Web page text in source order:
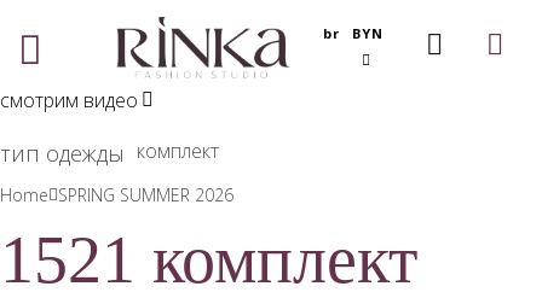
br BYN
смотрим видео
тип одежды комплект
Home SPRING SUMMER 2026
1521 комплект